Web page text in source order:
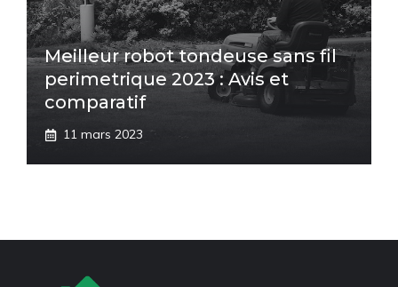
Meilleur robot tondeuse sans fil
perimetrique 2023 : Avis et
comparatif
11 mars 2023